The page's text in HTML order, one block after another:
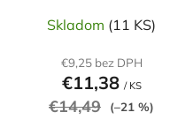
Skladom (11 KS)
€9,25 bez DPH
€11,38 / KS
€14,49 (–21 %)